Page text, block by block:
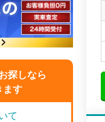
探しなら
ます
て